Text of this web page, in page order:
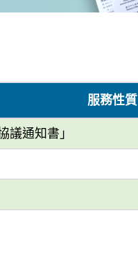
服務性質
議通知書」